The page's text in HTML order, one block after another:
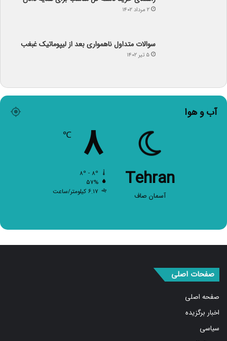
۲ مرداد ۱۴۰۲
سوالات متداول ناهمواری بعد از لیپوماتیک غبغب
۵ تیر ۱۴۰۲
آب و هوا
Tehran
آسمان صاف
۸
۵۷%
۶.۱۷ کیلومتر/ساعت
صفحه اصلی
اخبار برگزیده
سیاسی
بین الملل